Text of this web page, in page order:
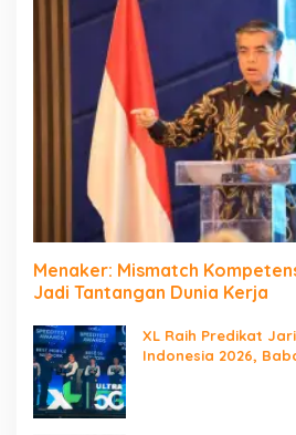
Menaker: Mismatch
Jadi Tantangan Dunia Kerja
XL Raih Predikat
Indonesia 2026,